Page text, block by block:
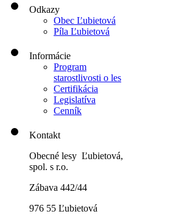
Odkazy
Obec Ľubietová
Píla Ľubietová
Informácie
Program
starostlivosti o les
Certifikácia
Legislatíva
Cenník
Kontakt
Obecné lesy Ľubietová,
spol. s r.o.
Zábava 442/44
976 55 Ľubietová